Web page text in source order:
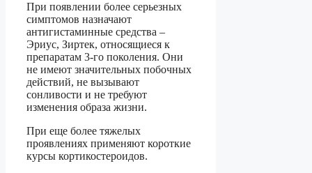
При появлении более серьезных
симптомов назначают
антигистаминные средства –
Эриус, Зиртек, относящиеся к
препаратам 3-го поколения. Они
не имеют значительных побочных
действий, не вызывают
сонливости и не требуют
изменения образа жизни.
При еще более тяжелых
проявлениях применяют короткие
курсы кортикостероидов.